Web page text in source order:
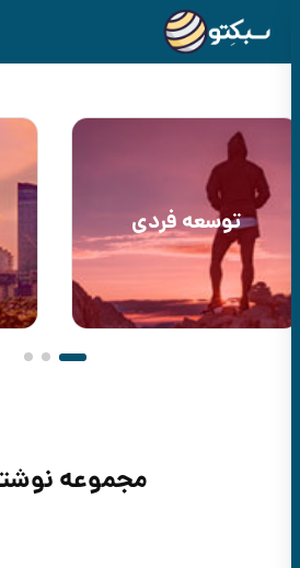
توسعه فردی
مجموعه نوشتاری